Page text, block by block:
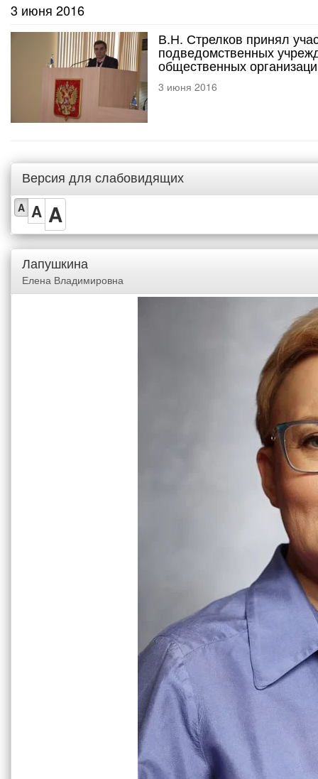
3 июня 2016
В.Н. Стрелков принял
подведомственных
общественных
3 июня 2016
Версия для слабовидящих
A A A
Лапушкина
Елена Владимировна